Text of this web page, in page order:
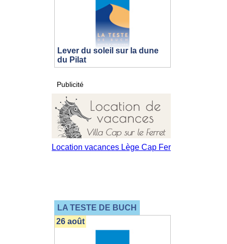
Lever du soleil sur la dune
du Pilat
Publicité
LA TESTE DE BUCH
26 août